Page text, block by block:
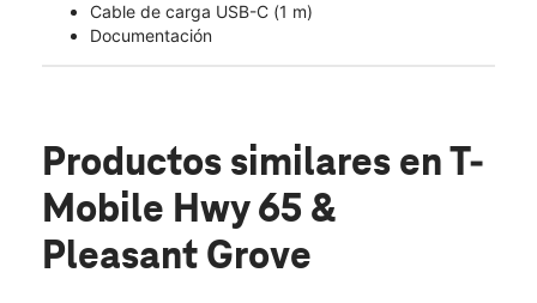
Cable de carga USB-C (1 m)
Documentación
Productos similares en T-
Mobile Hwy 65 &
Pleasant Grove